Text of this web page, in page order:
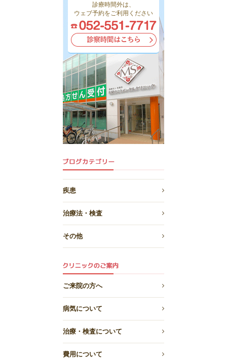
診療時間外は、
ウェブ予約をご利用ください
疾患
治療法・検査
その他
ご来院の方へ
病気について
治療・検査について
費用について